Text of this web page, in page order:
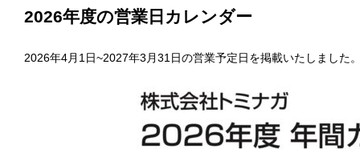
2026年度の営業日カレンダー
2026年4月1日~2027年3月31日の営業予定日を掲載いたしました